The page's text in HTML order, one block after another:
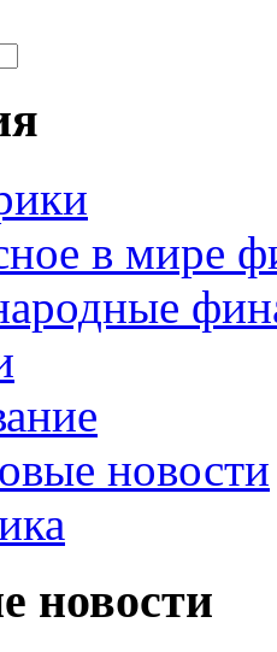
в мире
новости
новости